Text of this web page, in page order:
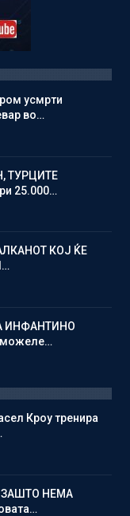
усмрти
во…
ТУРЦИТЕ
25.000…
КОЈ ЌЕ
ИНФАНТИНО
можеле…
Кроу тренира
НЕМА